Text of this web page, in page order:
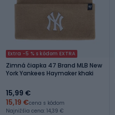
Extra -5 % s kódom EXTRA
Zimná čiapka 47 Brand MLB New
York Yankees Haymaker khaki
15,99 €
15,19 €cena s kódom
Najnižšia cena: 14,39 €